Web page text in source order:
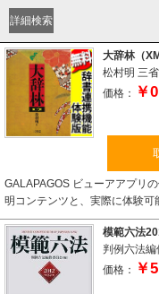
大辞林（
松村明 三
価格：
￥0
GALAPAGOS ビューアアプリ
明コンテンツと、実際に体験
模範六法
判例六法
価格：
￥